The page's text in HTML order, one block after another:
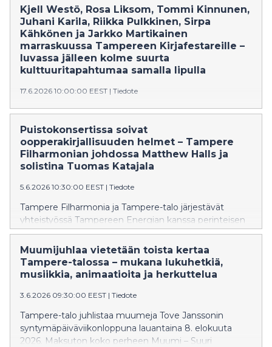
perjantaina 26. kesäkuuta klo 12.
Kjell Westö, Rosa Liksom, Tommi Kinnunen,
Juhani Karila, Riikka Pulkkinen, Sirpa
Kähkönen ja Jarkko Martikainen
marraskuussa Tampereen Kirjafestareille –
luvassa jälleen kolme suurta
kulttuuritapahtumaa samalla lipulla
17.6.2026 10:00:00 EEST | Tiedote
28.–29. marraskuuta järjestettävän Tampereen
Kirjafestarit 2026 -tapahtuman ohjelma on
pääpiirteissään valmis. Kirjallinen ohjelma sisältää
tuttuun tapaan kaikkien kirjallisuusgenrejen
kirjailijahaastatteluja, paneeleja,
asiantuntijapuheenvuoroja ja kirjallisuuspalkintojen,
kuten Aamulehden Tulenkantaja-palkinnon
olemaan kaunokirjallisuuden juhlaa, sillä esimerkiksi
suosikkikirjailijat Kjell Westö, Rosa Liksom, Tommi
Kähkönen, Johanna Annola, Katja Kettu ja Olli
Jalonen julkaisevat tänä vuonna uudet, odotetut
teoksensa. Heidät tavataan myös marraskuun lopulla
Puistokonsertissa soivat
oopperakirjallisuuden helmet – Tampere
Filharmonian johdossa Matthew Halls ja
solistina Tuomas Katajala
5.6.2026 10:30:00 EEST | Tiedote
Tampere Filharmonia ja Tampere-talo järjestävät
yhteistyössä Tampereen Energian kanssa perinteisen
Puistokonsertin Tampereen Sorsapuistossa lauantaina
8. elokuuta 2026. Tampere Filharmoniaa johtaa
orkesterin ylikapellimestari Matthew Halls, ja solistina
laulaa tenori Tuomas Katajala. Puistokonsertti alkaa klo
Tapahtumaan on vapaa pääsy.
Muumijuhlaa vietetään toista kertaa
Tampere-talossa – mukana lukuhetkiä,
musiikkia, animaatioita ja herkuttelua
3.6.2026 09:30:00 EEST | Tiedote
Tampere-talo juhlistaa muumeja Tove Janssonin
syntymäpäiväviikonloppuna lauantaina 8. elokuuta
2026. Maksuton koko perheen Muumi – Suuri